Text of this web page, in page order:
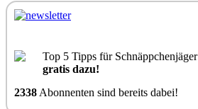
Top 5 Tipps für Schnäppchenjäger
gratis dazu!
2338 Abonnenten sind bereits dabei!